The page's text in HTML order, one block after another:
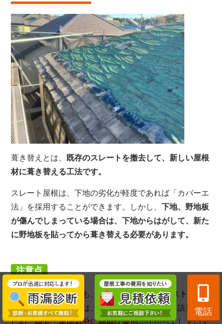
葺き替えとは、
既存のスレートを撤去して、新しい屋根
材に葺き替える工法です。
スレート屋根は、下地の劣化が軽度であれば「カバーエ
法」を採用することができます。しかし、下地、野地板
が傷んでしまっている場合は、下地からはがして、新た
に野地板を貼ってから葺き替える必要があります。
注意点
スレート屋根の中でも、 1990年以前のアスベスト含有
タイプのスレート材は、 特別管理産業廃棄物に該当する
ため、撤去・産廃処分に高額な費用がかかってしまいま
電話